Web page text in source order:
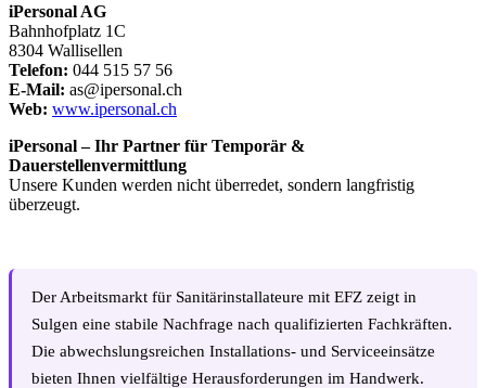
iPersonal AG
Bahnhofplatz 1C
8304 Wallisellen
Telefon: 044 515 57 56
E-Mail: as@ipersonal.ch
Web: www.ipersonal.ch
iPersonal – Ihr Partner für Temporär &
Dauerstellenvermittlung
Unsere Kunden werden nicht überredet, sondern langfristig
überzeugt.
Der Arbeitsmarkt für Sanitärinstallateure mit EFZ zeigt in
Sulgen eine stabile Nachfrage nach qualifizierten Fachkräften.
Die abwechslungsreichen Installations- und Serviceeinsätze
bieten Ihnen vielfältige Herausforderungen im Handwerk.